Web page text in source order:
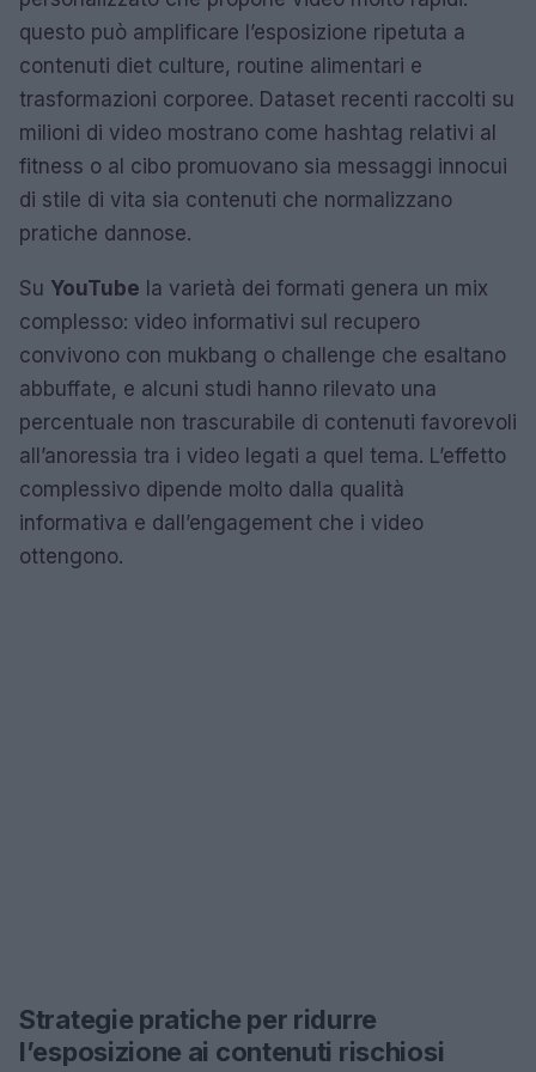
questo può amplificare l’esposizione ripetuta a
contenuti diet culture, routine alimentari e
trasformazioni corporee. Dataset recenti raccolti su
milioni di video mostrano come hashtag relativi al
fitness o al cibo promuovano sia messaggi innocui
di stile di vita sia contenuti che normalizzano
pratiche dannose.
Su YouTube la varietà dei formati genera un mix
complesso: video informativi sul recupero
convivono con mukbang o challenge che esaltano
abbuffate, e alcuni studi hanno rilevato una
percentuale non trascurabile di contenuti favorevoli
all’anoressia tra i video legati a quel tema. L’effetto
complessivo dipende molto dalla qualità
informativa e dall’engagement che i video
ottengono.
Strategie pratiche per ridurre
l’esposizione ai contenuti rischiosi